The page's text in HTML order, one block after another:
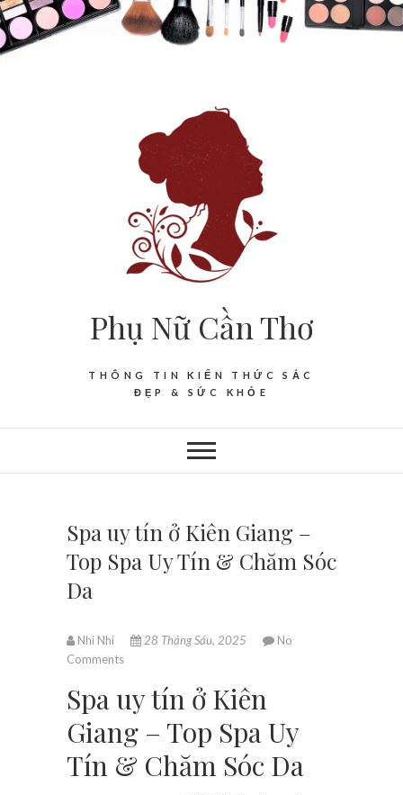
Phụ Nữ Cần Thơ
THÔNG TIN KIẾN THỨC SẮC
ĐẸP & SỨC KHỎE
Spa uy tín ở Kiên Giang –
Top Spa Uy Tín & Chăm Sóc
Da
Nhi Nhi 28 Tháng Sáu, 2025
No
Comments
Spa uy tín ở Kiên
Giang – Top Spa Uy
Tín & Chăm Sóc Da